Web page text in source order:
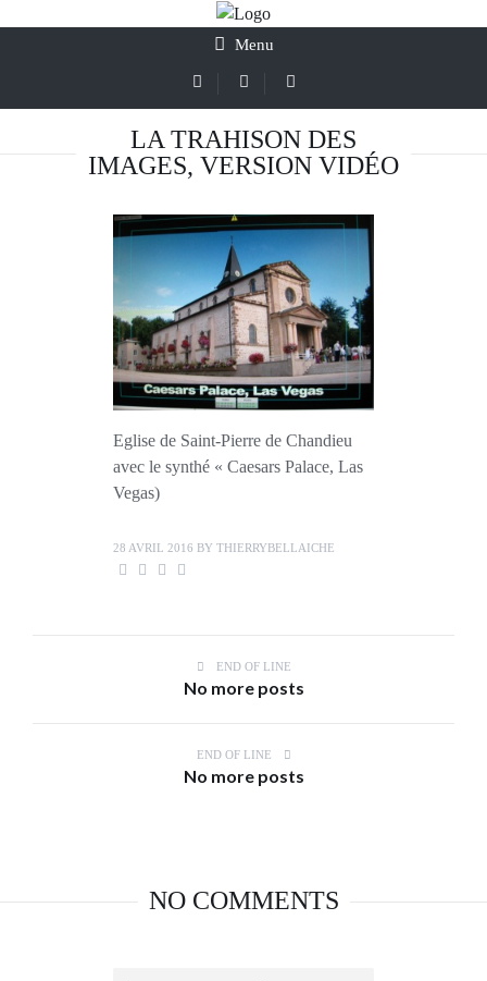
Menu
LA TRAHISON DES
IMAGES, VERSION VIDÉO
Eglise de Saint-Pierre de Chandieu
avec le synthé « Caesars Palace, Las
Vegas)
28 AVRIL 2016 BY THIERRYBELLAICHE
END OF LINE
No more posts
END OF LINE
No more posts
NO COMMENTS